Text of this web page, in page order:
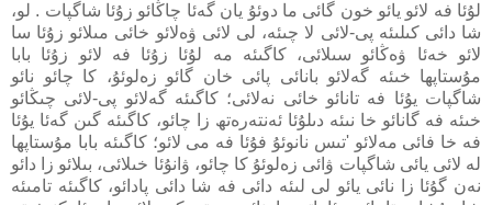
لۇئا فە لائو يائو خون گائى ما دوئۇ يان گەئا چاڭائو زۇئا شاگپات . لو،
شا دائى كىلىئە پى-لائى لا چىئە، لى لائى ۋەلائو خائى مىلائو زۇئا سا
لائو خەئا ۋەڭائو سىلائى، كاگىئە مە لۇئا زۇئا فە لائو زۇئا بابا
مۇستاپھا خىئە گەلائو بانائى پائى خان گائو زەلوئۇ، كا چائو نائو
شاگپات يۇئا فە تانائو خائى نەلائى؛ كاگىئە گەلائو پى-لائى چىڭائو
خىئە فە گانائو خا نىئە دىلۇئا ئەنتەرەتھ زا چائو، كاگىئە گىن گەئا يۇئا
فە خا فائى مەلائو 'تىس نانوئۇ فۇئا فە مى لائو؛ كاگىئە بابا مۇستاپھا
لە لائى يائى شاگپات ۋائى زەلوئۇ كا چائو، ۋانۇئا خىلائى، بىلائو زا دائو
نەن گۇئا زا نائى يائو لى لىئە دائى فە شا دائى پادائو، كاگىئە تامىئە